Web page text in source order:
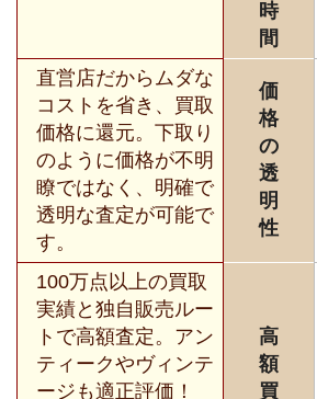
時
間
直営店だからムダな
コストを省き、買取
価格に還元。下取り
のように価格が不明
瞭ではなく、明確で
透明な査定が可能で
す。
価
格
の
透
明
性
100万点以上の買取
実績と独自販売ルー
トで高額査定。アン
ティークやヴィンテ
ージも適正評価！
高
額
買